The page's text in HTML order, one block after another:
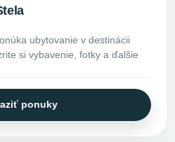
ubytovanie v destinácii
si vybavenie, fotky a ďalšie
ponuky